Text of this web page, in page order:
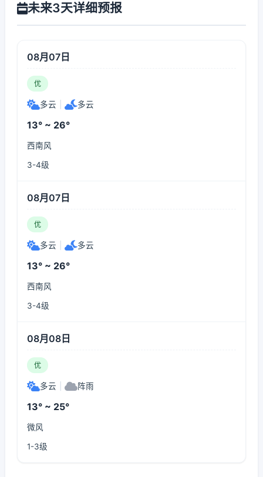
未来3天详细预报
08月07日
优
多云 多云
13° ~ 26°
西南风
3-4级
08月07日
优
多云 多云
13° ~ 26°
西南风
3-4级
08月08日
优
多云 阵雨
13° ~ 25°
微风
1-3级